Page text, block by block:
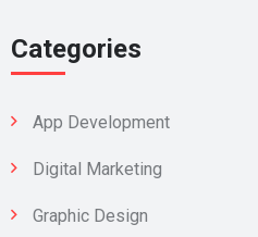
Categories
App Development
Digital Marketing
Graphic Design